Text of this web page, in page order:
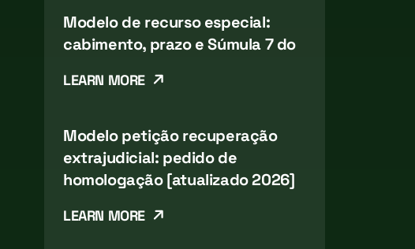
Modelo de recurso especial:
cabimento, prazo e Súmula 7 do
LEARN MORE
Modelo petição recuperação
extrajudicial: pedido de
homologação [atualizado 2026]
LEARN MORE